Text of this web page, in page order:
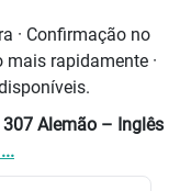
· Confirmação no
rapidamente ·
Alemão – Inglês